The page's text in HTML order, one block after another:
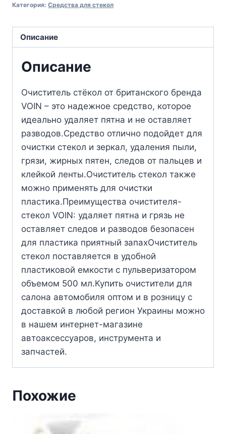
Категория: Средства для стекол
Описание
Описание
Очиститель стёкол от британского бренда
VOIN – это надежное средство, которое
идеально удаляет пятна и не оставляет
разводов.Средство отлично подойдет для
очистки стекол и зеркал, удаления пыли,
грязи, жирных пятен, следов от пальцев и
клейкой ленты.Очиститель стекол также
можно применять для очистки
пластика.Преимущества очистителя-
стекол VOIN: удаляет пятна и грязь не
оставляет следов и разводов безопасен
для пластика приятный запахОчиститель
стекол поставляется в удобной
пластиковой емкости с пульверизатором
объемом 500 мл.Купить очистители для
салона автомобиля оптом и в розницу с
доставкой в любой регион Украины можно
в нашем интернет-магазине
автоаксессуаров, инструмента и
запчастей.
Похожие